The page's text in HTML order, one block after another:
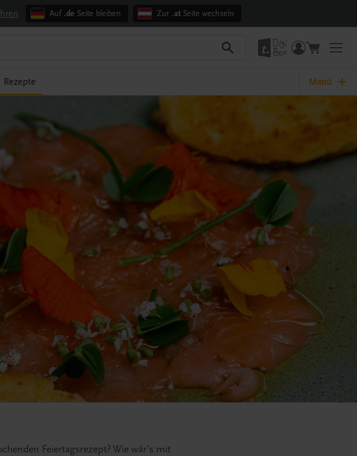
Auf .de Seite bleiben Zur .atSeite wechseln
Rezepte Menü
Feiertagsrezept? Wie wär’s mit